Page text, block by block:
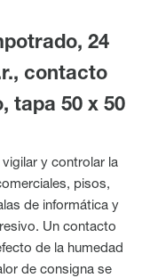
24
contacto
tapa 50 x 50
y controlar la
pisos,
de informática y
Un contacto
de la humedad
de consigna se